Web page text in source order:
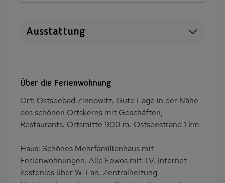
Ausstattung
Terrasse
PKW-Parkplatz
Ladestation E-Bike
Dusche/WC
Küche
Kühlschrank
Ruhige Lage
Babybett
Fahrradabstellraum
Über die Ferienwohnung
Ort: Ostseebad Zinnowitz. Gute Lage in der Nähe
des schönen Ortskerns mit Geschäften,
Restaurants. Ortsmitte 900 m. Ostseestrand 1 km.
Haus: Schönes Mehrfamilienhaus mit
Ferienwohnungen. Alle Fewos mit TV. Internet
kostenlos über W-Lan. Zentralheizung.